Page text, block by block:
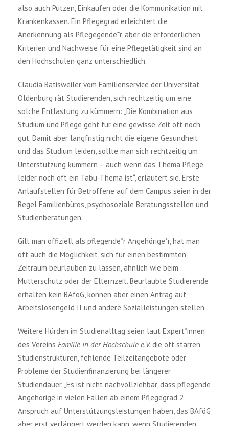
also auch Putzen, Einkaufen oder die Kommunikation mit
Krankenkassen. Ein Pflegegrad erleichtert die
Anerkennung als Pflegegende*r, aber die erforderlichen
Kriterien und Nachweise für eine Pflegetätigkeit sind an
den Hochschulen ganz unterschiedlich.
Claudia Batisweiler vom Familienservice der Universität
Oldenburg rät Studierenden, sich rechtzeitig um eine
solche Entlastung zu kümmern: „Die Kombination aus
Studium und Pflege geht für eine gewisse Zeit oft noch
gut. Damit aber langfristig nicht die eigene Gesundheit
und das Studium leiden, sollte man sich rechtzeitig um
Unterstützung kümmern – auch wenn das Thema Pflege
leider noch oft ein Tabu-Thema ist“, erläutert sie. Erste
Anlaufstellen für Betroffene auf dem Campus seien in der
Regel Familienbüros, psychosoziale Beratungsstellen und
Studienberatungen.
Gilt man offiziell als pflegende*r Angehörige*r, hat man
oft auch die Möglichkeit, sich für einen bestimmten
Zeitraum beurlauben zu lassen, ähnlich wie beim
Mutterschutz oder der Elternzeit. Beurlaubte Studierende
erhalten kein BAföG, können aber einen Antrag auf
Arbeitslosengeld II und andere Sozialleistungen stellen.
Weitere Hürden im Studienalltag seien laut Expert*innen
des Vereins Familie in der Hochschule e.V.die oft starren
Studienstrukturen, fehlende Teilzeitangebote oder
Probleme der Studienfinanzierung bei längerer
Studiendauer. „Es ist nicht nachvollziehbar, dass pflegende
Angehörige in vielen Fällen ab einem Pflegegrad 2
Anspruch auf Unterstützungsleistungen haben, das BAföG